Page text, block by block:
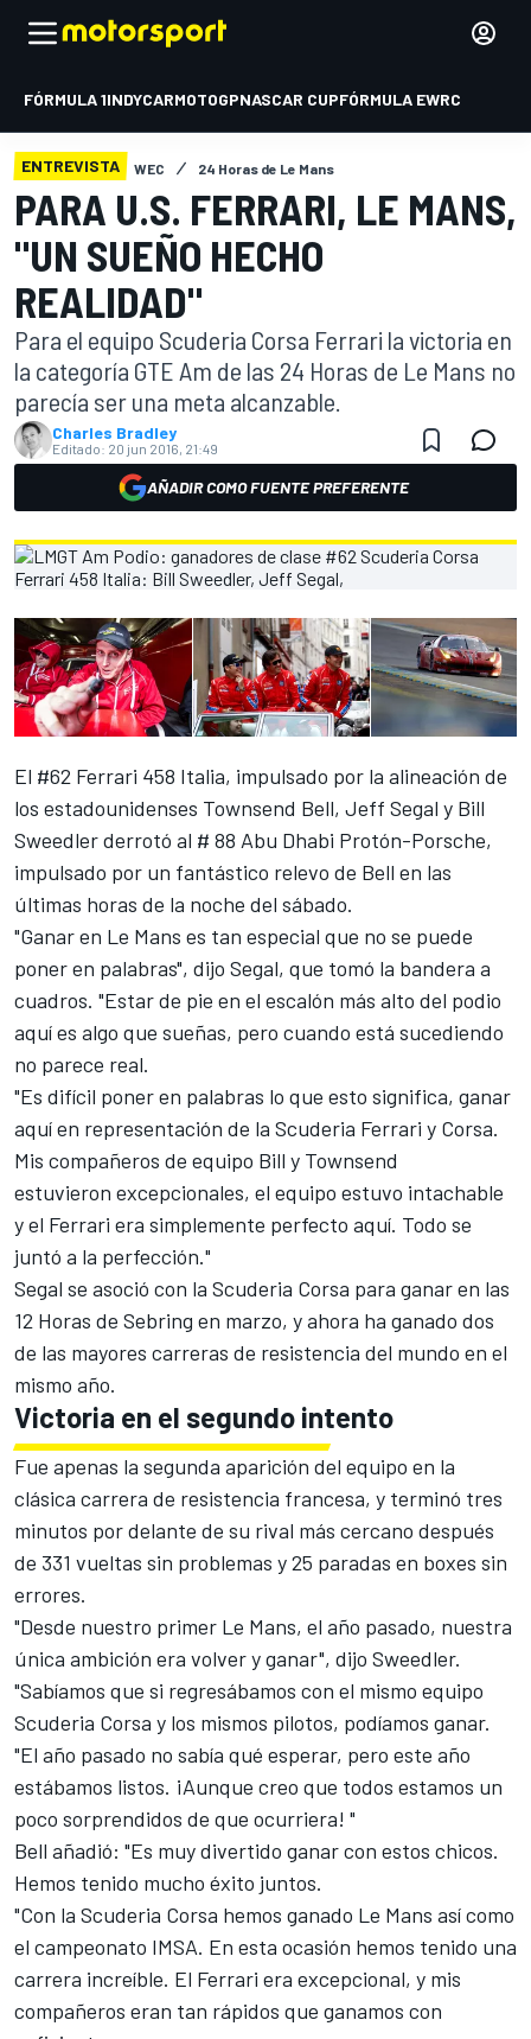
FÓRMULA 1INDYCARMOTOGPNASCAR CUPFÓRMULA EWRC
ENTREVISTA WEC 24 Horas de Le Mans
PARA U.S. FERRARI, LE MANS,
"UN SUEÑO HECHO
REALIDAD"
Para el equipo Scuderia Corsa Ferrari la victoria en
la categoría GTE Am de las 24 Horas de Le Mans no
parecía ser una meta alcanzable.
Charles Bradley
Editado: 20 jun 2016, 21:49
AÑADIR COMO FUENTE PREFERENTE
El #62 Ferrari 458 Italia, impulsado por la alineación de
los estadounidenses Townsend Bell, Jeff Segal y Bill
Sweedler derrotó al # 88 Abu Dhabi Protón-Porsche,
impulsado por un fantástico relevo de Bell en las
últimas horas de la noche del sábado.
"Ganar en Le Mans es tan especial que no se puede
poner en palabras", dijo Segal, que tomó la bandera a
cuadros. "Estar de pie en el escalón más alto del podio
aquí es algo que sueñas, pero cuando está sucediendo
no parece real.
"Es difícil poner en palabras lo que esto significa, ganar
aquí en representación de la Scuderia Ferrari y Corsa.
Mis compañeros de equipo Bill y Townsend
estuvieron excepcionales, el equipo estuvo intachable
y el Ferrari era simplemente perfecto aquí. Todo se
juntó a la perfección."
Segal se asoció con la Scuderia Corsa para ganar en las
12 Horas de Sebring en marzo, y ahora ha ganado dos
de las mayores carreras de resistencia del mundo en el
mismo año.
Victoria en el segundo intento
Fue apenas la segunda aparición del equipo en la
clásica carrera de resistencia francesa, y terminó tres
minutos por delante de su rival más cercano después
de 331 vueltas sin problemas y 25 paradas en boxes sin
errores.
"Desde nuestro primer Le Mans, el año pasado, nuestra
única ambición era volver y ganar", dijo Sweedler.
"Sabíamos que si regresábamos con el mismo equipo
Scuderia Corsa y los mismos pilotos, podíamos ganar.
"El año pasado no sabía qué esperar, pero este año
estábamos listos. ¡Aunque creo que todos estamos un
poco sorprendidos de que ocurriera! "
Bell añadió: "Es muy divertido ganar con estos chicos.
Hemos tenido mucho éxito juntos.
"Con la Scuderia Corsa hemos ganado Le Mans así como
el campeonato IMSA. En esta ocasión hemos tenido una
carrera increíble. El Ferrari era excepcional, y mis
compañeros eran tan rápidos que ganamos con